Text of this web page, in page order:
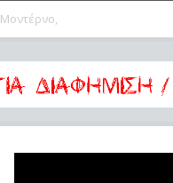
Μοντέρνο,